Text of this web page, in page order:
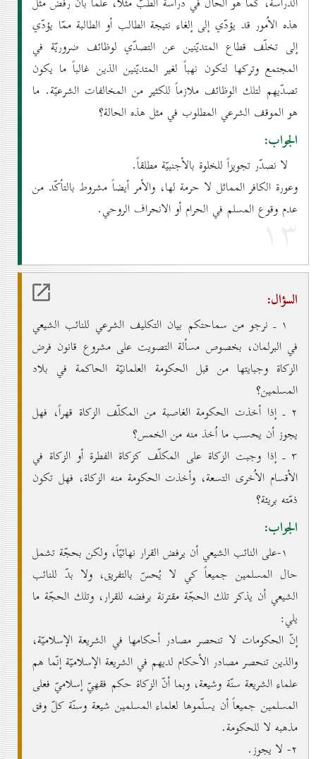
هذه الاُمور قد يؤدّي إلى إلغاء نتيجة الطالب أو الطالبة ممّا يؤدّي
إلى تخلّف قطاع المتديّنين عن التصدّي لوظائف ضروريّة في
المجتمع وتركها لتكون نهباً لغير المتديّنين الذين غالباً ما يكون
تصدّيهم لتلك الوظائف ملازماً للكثير من المخالفات الشرعيّة. ما
هو الموقف الشرعي المطلوب في مثل هذه الحالة؟
الجواب:
لا نصدّر تجويزاً للخلوة بالأجنبيّة مطلقاً.
وعورة الكافر المماثل لا حرمة لها، والأمر أيضاً مشروط بالتأكّد من
عدم وقوع المسلم في الحرام أو الانحراف الروحي.
۱۳
السؤال:
۱ ـ نرجو من سماحتكم بيان التكليف الشرعي للنائب الشيعي
في البرلمان، بخصوص مسألة التصويت على مشروع قانون فرض
الزكاة وجبايتها من قبل الحكومة العلمانيّة الحاكمة في بلاد
المسلمين؟
۲ ـ إذا أخذت الحكومة الغاصبة من المكلّف الزكاة قهراً، فهل
يجوز أن يحسب ما اُخذ منه من الخمس؟
۳ ـ إذا وجبت الزكاة على المكلّف كزكاة الفطرة أو الزكاة في
الأقسام الاُخرى التسعة، وأخذت الحكومة منه الزكاة، فهل تكون
ذمّته بريئة؟
الجواب:
۱-على النائب الشيعي أن يرفض القرار نهائيّاً، ولكن بحجّة تشمل
حال المسلمين جميعاً كي لا يُحسّ بالتفريق، ولا بدّ للنائب
الشيعي أن يذكر تلك الحجّة مقترنة برفضه للقرار، وتلك الحجّة ما
يلي:
إنّ الحكومات لا تنحصر مصادر أحكامها في الشريعة الإسلاميّة،
والذين تنحصر مصادر الأحكام لديهم في الشريعة الإسلاميّة إنّما هم
علماء الشريعة سنّة وشيعة، وبما أنّ الزكاة حكم فقهيّ إسلاميّ فعلى
المسلمين جميعاً أن يسلّموها لعلماء المسلمين شيعة وسنّة كلّ وفق
مذهبه لا للحكومة.
۲- لا يجوز.